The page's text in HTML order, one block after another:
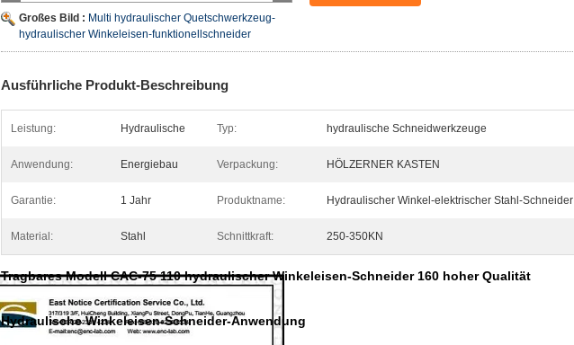
Großes Bild : Multi hydraulischer Quetschwerkzeug-
hydraulischer Winkeleisen-funktionellschneider
Ausführliche Produkt-Beschreibung
Leistung: Hydraulische Typ: hydraulische Schneidwerkzeuge
Anwendung: Energiebau Verpackung: HÖLZERNER KASTEN
Garantie: 1 Jahr Produktname: Hydraulischer Winkel-elektrischer Stahl-Schneider
Material: Stahl Schnittkraft: 250-350KN
Tragbares Modell CAC-75 110 hydraulischer Winkeleisen-Schneider 160 hoher Qualität
Hydraulische Winkeleisen-Schneider-Anwendung